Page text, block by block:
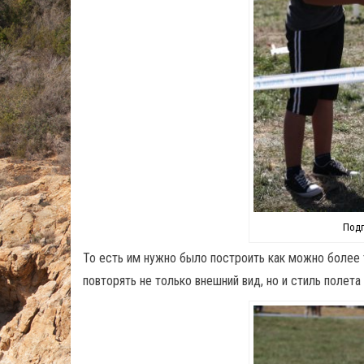
То есть им нужно было построить как можно
повторять не только внешний вид, но и стиль